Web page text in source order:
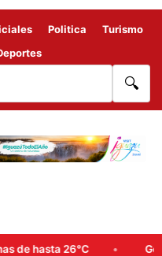
Politica
Turismo
🔍
26°C